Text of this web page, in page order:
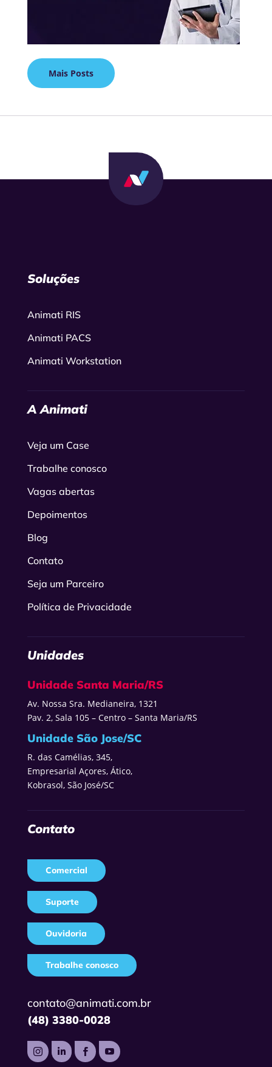
Mais Posts
Soluções
Animati RIS
Animati PACS
Animati Workstation
A Animati
Veja um Case
Trabalhe conosco
Vagas abertas
Depoimentos
Blog
Contato
Seja um Parceiro
Política de Privacidade
Unidades
Unidade Santa Maria/RS
Av. Nossa Sra. Medianeira, 1321
Pav. 2, Sala 105 – Centro – Santa Maria/RS
Unidade São Jose/SC
R. das Camélias, 345,
Empresarial Açores, Ático,
Kobrasol, São José/SC
Contato
Comercial
Suporte
Ouvidoria
Trabalhe conosco
contato@animati.com.br
(48) 3380-0028
   